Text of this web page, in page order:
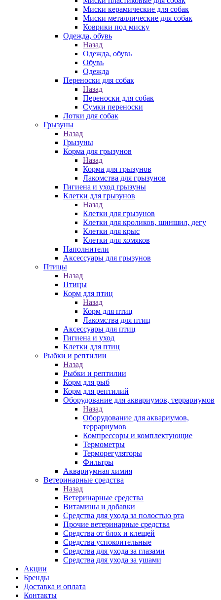
Миски керамические для собак
Миски металлические для собак
Коврики под миску
Одежда, обувь
Назад
Одежда, обувь
Обувь
Одежда
Переноски для собак
Назад
Переноски для собак
Сумки переноски
Лотки для собак
Грызуны
Назад
Грызуны
Корма для грызунов
Назад
Корма для грызунов
Лакомства для грызунов
Гигиена и уход грызуны
Клетки для грызунов
Назад
Клетки для грызунов
Клетки для кроликов, шиншил, дегу
Клетки для крыс
Клетки для хомяков
Наполнители
Аксессуары для грызунов
Птицы
Назад
Птицы
Корм для птиц
Назад
Корм для птиц
Лакомства для птиц
Аксессуары для птиц
Гигиена и уход
Клетки для птиц
Рыбки и рептилии
Назад
Рыбки и рептилии
Корм для рыб
Корм для рептилий
Оборудование для аквариумов, террариумов
Назад
Оборудование для аквариумов,
террариумов
Компрессоры и комплектующие
Термометры
Терморегуляторы
Фильтры
Аквариумная химия
Ветеринарные средства
Назад
Ветеринарные средства
Витамины и добавки
Средства для ухода за полостью рта
Прочие ветеринарные средства
Средства от блох и клещей
Средства успокоительные
Средства для ухода за глазами
Средства для ухода за ушами
Акции
Бренды
Доставка и оплата
Контакты